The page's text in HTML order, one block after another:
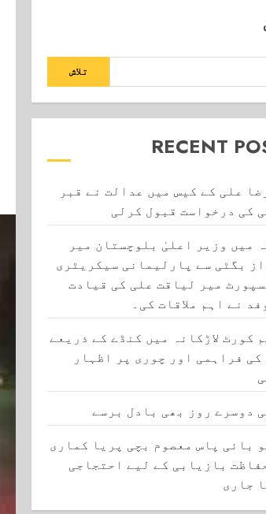
تلاش
RECENT
علی کے کیس میں عدالت نے قبر
کی درخواست قبول کرلی
میں وزیر اعلیٰ بلوچستان میر
بگٹی سے پارلیمانی سیکریٹری
میر لیاقت علی کی قیادت
نے اہم ملاقات کی۔
کورٹ لاڑکانہ میں کنڈے کے ذریعے
کی فراہمی اور چوری پر اظہار
دوسرے روز بھی بادل برسے
بائی پاس معصوم بچی پریا کماری
بازیابی کے لیے احتجاجی
جاری